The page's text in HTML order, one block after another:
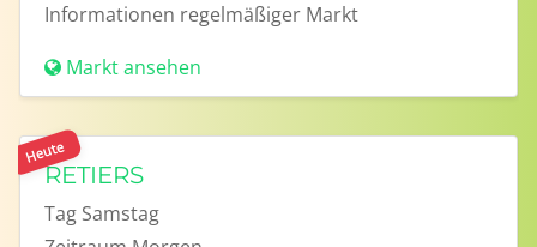
Informationen regelmäßiger Markt
Markt ansehen
Heute
RETIERS
Tag Samstag